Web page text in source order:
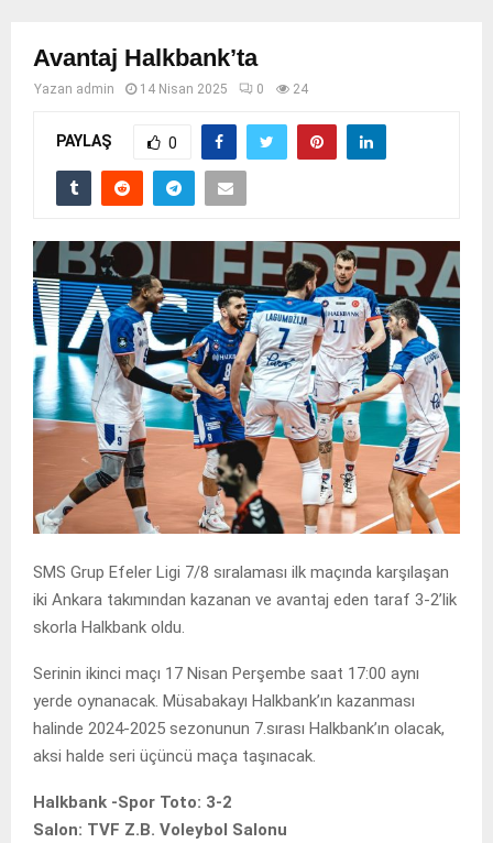
Avantaj Halkbank’ta
Yazan admin 14 Nisan 2025 0 24
PAYLAŞ 0
SMS Grup Efeler Ligi 7/8 sıralaması ilk maçında karşılaşan
iki Ankara takımından kazanan ve avantaj eden taraf 3-2’lik
skorla Halkbank oldu.
Serinin ikinci maçı 17 Nisan Perşembe saat 17:00 aynı
yerde oynanacak. Müsabakayı Halkbank’ın kazanması
halinde 2024-2025 sezonunun 7.sırası Halkbank’ın olacak,
aksi halde seri üçüncü maça taşınacak.
Halkbank -Spor Toto: 3-2
Salon: TVF Z.B. Voleybol Salonu